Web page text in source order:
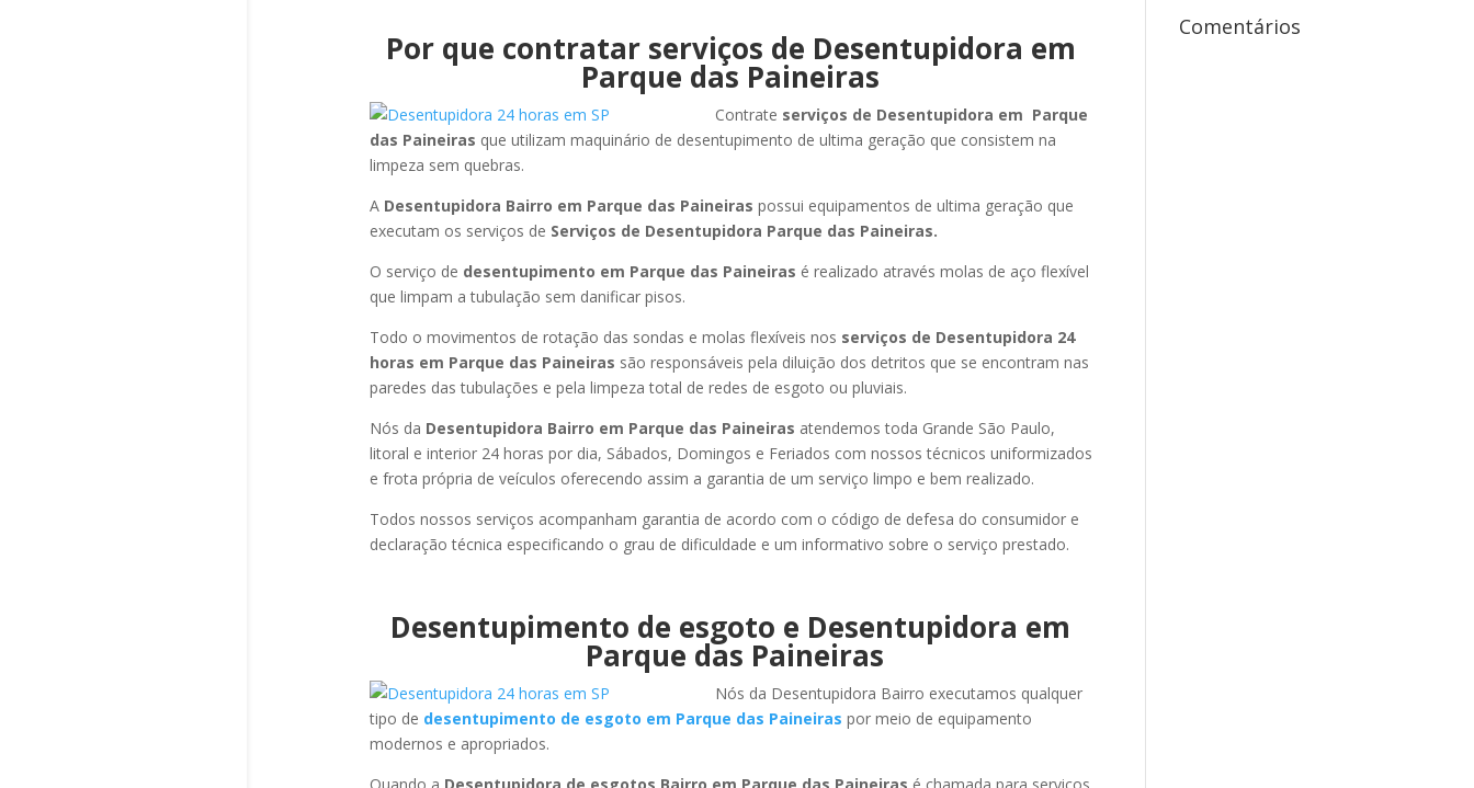
Por que contratar serviços de Desentupidora em
Parque das Paineiras
Contrate serviços de Desentupidora em Parque
das Paineiras que utilizam maquinário de desentupimento de ultima geração que consistem na
limpeza sem quebras.
A Desentupidora Bairro em Parque das Paineiras possui equipamentos de ultima geração que
executam os serviços de Serviços de Desentupidora Parque das Paineiras.
O serviço de desentupimento em Parque das Paineiras é realizado através molas de aço flexível
que limpam a tubulação sem danificar pisos.
Todo o movimentos de rotação das sondas e molas flexíveis nos serviços de Desentupidora 24
horas em Parque das Paineiras são responsáveis pela diluição dos detritos que se encontram nas
paredes das tubulações e pela limpeza total de redes de esgoto ou pluviais.
Nós da Desentupidora Bairro em Parque das Paineiras atendemos toda Grande São Paulo,
litoral e interior 24 horas por dia, Sábados, Domingos e Feriados com nossos técnicos uniformizados
e frota própria de veículos oferecendo assim a garantia de um serviço limpo e bem realizado.
Todos nossos serviços acompanham garantia de acordo com o código de defesa do consumidor e
declaração técnica especificando o grau de dificuldade e um informativo sobre o serviço prestado.
Desentupimento de esgoto e Desentupidora em
Parque das Paineiras
Nós da Desentupidora Bairro executamos qualquer
tipo de desentupimento de esgoto em Parque das Paineiras por meio de equipamento
modernos e apropriados.
Comentários